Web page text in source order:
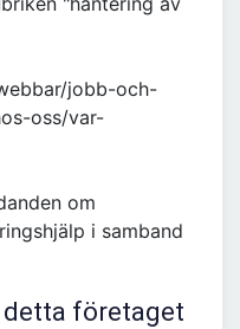
jobb-och-
oss/var-
om
i samband
detta företaget